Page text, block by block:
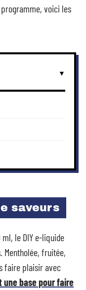
voici les
saveurs
le DIY e-liquide
Mentholée, fruitée,
faire plaisir avec
une base pour faire